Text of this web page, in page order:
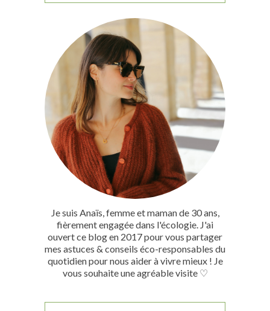
Je suis Anaïs, femme et maman de 30 ans,
fièrement engagée dans l'écologie. J'ai
ouvert ce blog en 2017 pour vous partager
mes astuces & conseils éco-responsables du
quotidien pour nous aider à vivre mieux ! Je
vous souhaite une agréable visite ♡